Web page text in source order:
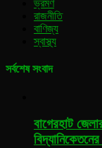
ভ্রমণ
রাজনীতি
বাণিজ্য
স্বাস্থ্য
সর্বশেষ সংবাদ
বাগেরহাট